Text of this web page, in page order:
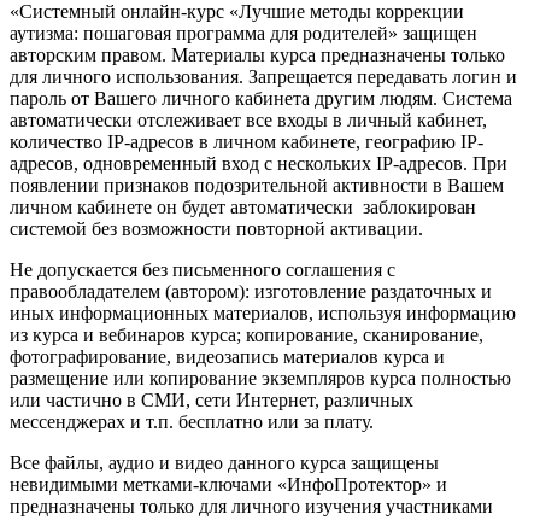
«Системный онлайн-курс «Лучшие методы коррекции
аутизма: пошаговая программа для родителей» защищен
авторским правом. Материалы курса предназначены только
для личного использования. Запрещается передавать логин и
пароль от Вашего личного кабинета другим людям. Система
автоматически отслеживает все входы в личный кабинет,
количество IP-адресов в личном кабинете, географию IP-
адресов, одновременный вход с нескольких IP-адресов. При
появлении признаков подозрительной активности в Вашем
личном кабинете он будет автоматически заблокирован
системой без возможности повторной активации.
Не допускается без письменного соглашения с
правообладателем (автором): изготовление раздаточных и
иных информационных материалов, используя информацию
из курса и вебинаров курса; копирование, сканирование,
фотографирование, видеозапись материалов курса и
размещение или копирование экземпляров курса полностью
или частично в СМИ, сети Интернет, различных
мессенджерах и т.п. бесплатно или за плату.
Все файлы, аудио и видео данного курса защищены
невидимыми метками-ключами «ИнфоПротектор» и
предназначены только для личного изучения участниками